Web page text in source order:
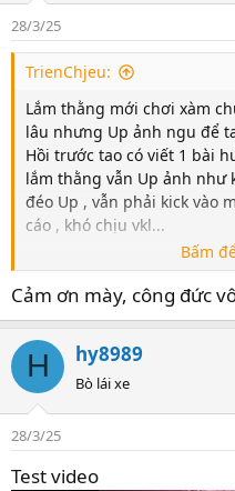
28/3/25
TrienChjeu:
Lắm thằng mới chơi xàm
lâu nhưng Up ảnh ngu để
Hồi trước tao có viết 1 bài
lắm thằng vẫn Up ảnh như
đéo Up , vẫn phải kick vào
cáo , khó chịu vkl...
Để Up ảnh có nhiều web
Trang này Up được cả ảnh
member xàm ở nước ngoài
chặn
1-Vào anh.moe
2-Chọn Upload, sau đó
Open... nhớ là có thể chọn
Bấm
Cảm ơn mày, công đức
H hy8989
Bò lái xe
28/3/25
Test video